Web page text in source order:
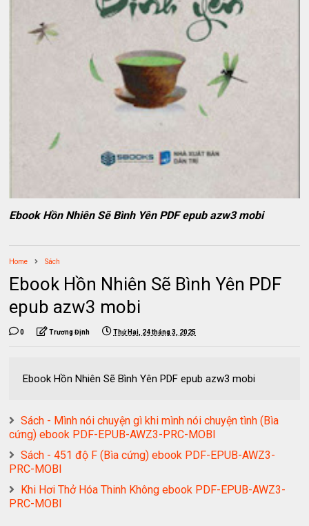
Ebook Hồn Nhiên Sẽ Bình Yên PDF epub azw3 mobi
Home Sách
Ebook Hồn Nhiên Sẽ Bình Yên PDF
epub azw3 mobi
0 Trương Định Thứ Hai, 24 tháng 3, 2025
Ebook Hồn Nhiên Sẽ Bình Yên PDF epub azw3 mobi
Sách - Mình nói chuyện gì khi mình nói chuyện tình (Bìa
cứng) ebook PDF-EPUB-AWZ3-PRC-MOBI
Sách - 451 độ F (Bìa cứng) ebook PDF-EPUB-AWZ3-
PRC-MOBI
Khi Hơi Thở Hóa Thinh Không ebook PDF-EPUB-AWZ3-
PRC-MOBI